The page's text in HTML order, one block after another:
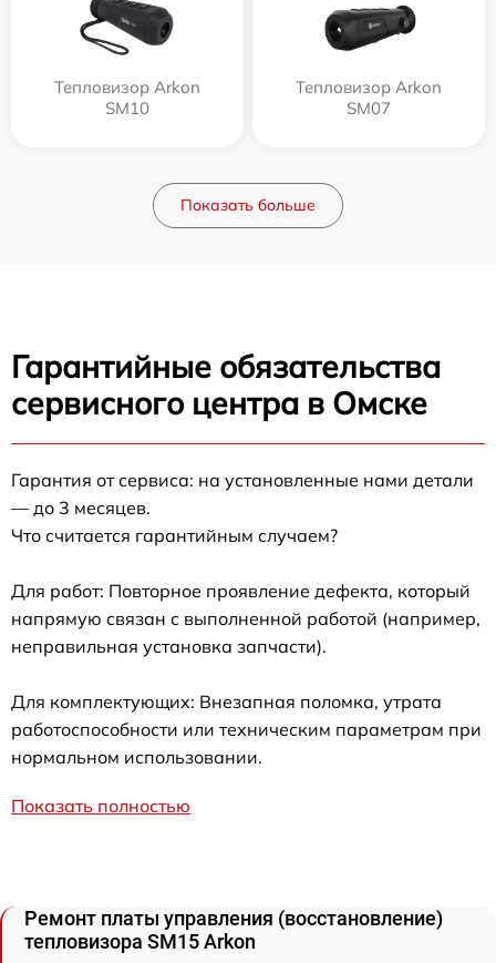
Тепловизор Arkon
SM10
Тепловизор Arkon
SM07
Показать больше
Гарантийные обязательства
сервисного центра в Омске
Гарантия от сервиса: на установленные нами детали
— до 3 месяцев.
Что считается гарантийным случаем?
Для работ: Повторное проявление дефекта, который
напрямую связан с выполненной работой (например,
неправильная установка запчасти).
Для комплектующих: Внезапная поломка, утрата
работоспособности или техническим параметрам при
нормальном использовании.
Показать полностью
Ремонт платы управления (восстановление)
тепловизора SM15 Arkon